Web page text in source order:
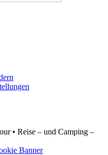
• Reise – und Camping –
Banner